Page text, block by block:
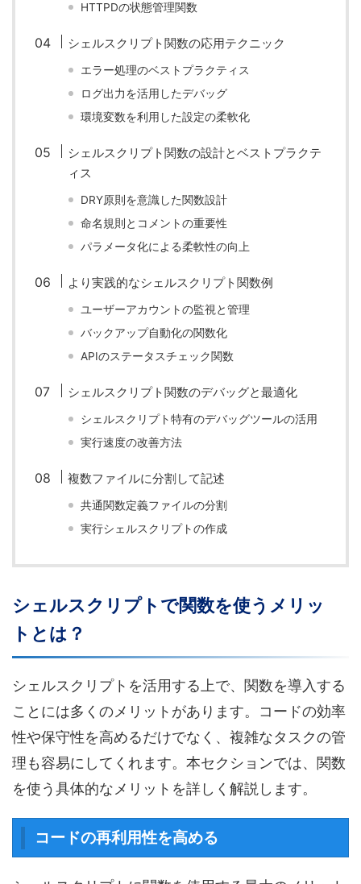
HTTPDの状態管理関数
シェルスクリプト関数の応用テクニック
エラー処理のベストプラクティス
ログ出力を活用したデバッグ
環境変数を利用した設定の柔軟化
シェルスクリプト関数の設計とベストプラクテ
ィス
DRY原則を意識した関数設計
命名規則とコメントの重要性
パラメータ化による柔軟性の向上
より実践的なシェルスクリプト関数例
ユーザーアカウントの監視と管理
バックアップ自動化の関数化
APIのステータスチェック関数
シェルスクリプト関数のデバッグと最適化
シェルスクリプト特有のデバッグツールの活用
実行速度の改善方法
複数ファイルに分割して記述
共通関数定義ファイルの分割
実行シェルスクリプトの作成
シェルスクリプトで関数を使うメリッ
トとは？
シェルスクリプトを活用する上で、関数を導入する
ことには多くのメリットがあります。コードの効率
性や保守性を高めるだけでなく、複雑なタスクの管
理も容易にしてくれます。本セクションでは、関数
を使う具体的なメリットを詳しく解説します。
コードの再利用性を高める